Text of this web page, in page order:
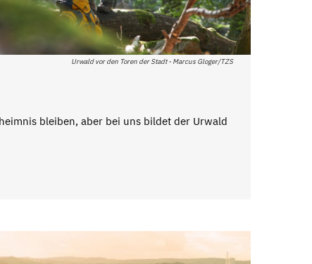
Urwald vor den Toren der Stadt - Marcus Gloger/TZS
bleiben, aber bei uns bildet der Urwald